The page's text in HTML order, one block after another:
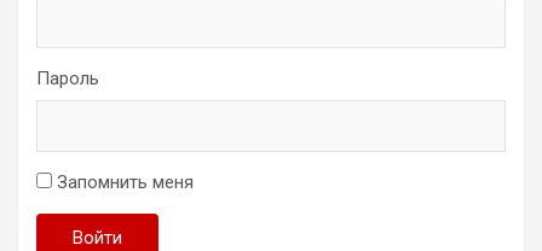
Пароль
Запомнить меня
Войти